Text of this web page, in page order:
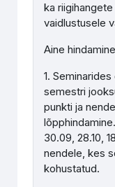
ka
vaidlustusele
Aine
1.
semestri
punkti ja
30.09, 28.10,
nendele, kes
kohustatud.